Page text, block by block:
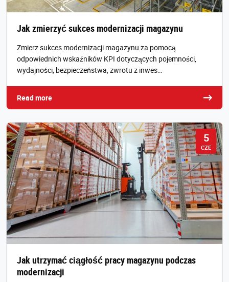
Jak zmierzyć sukces modernizacji magazynu
Zmierz sukces modernizacji magazynu za pomocą
odpowiednich wskaźników KPI dotyczących pojemności,
wydajności, bezpieczeństwa, zwrotu z inwes…
Read more
5
CZE
Jak utrzymać ciągłość pracy magazynu podczas
modernizacji